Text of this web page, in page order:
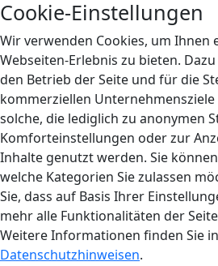
Cookie-Einstellungen
Wir verwenden Cookies, um Ihnen
Webseiten-Erlebnis zu bieten.
den Betrieb der Seite und für die
kommerziellen
solche, die lediglich zu anonymen
Komforteinstellungen oder zur
Inhalte genutzt werden. Sie
welche Kategorien Sie zulassen
Sie, dass auf Basis Ihrer
mehr alle Funktionalitäten der
Weitere Informationen finden Sie
Datenschutzhinweisen.